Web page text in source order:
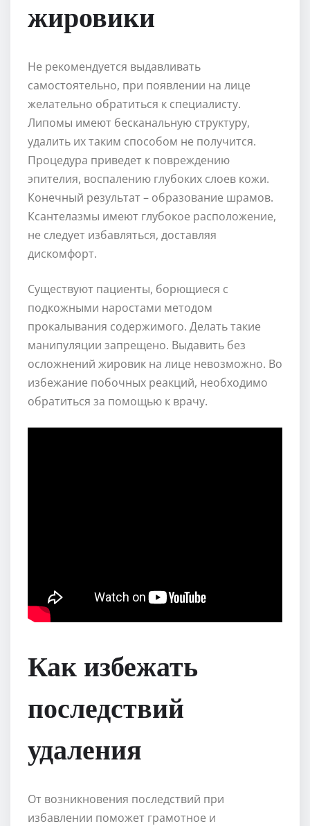
жировики
Не рекомендуется выдавливать
самостоятельно, при появлении на лице
желательно обратиться к специалисту.
Липомы имеют бесканальную структуру,
удалить их таким способом не получится.
Процедура приведет к повреждению
эпителия, воспалению глубоких слоев кожи.
Конечный результат – образование шрамов.
Ксантелазмы имеют глубокое расположение,
не следует избавляться, доставляя
дискомфорт.
Существуют пациенты, борющиеся с
подкожными наростами методом
прокалывания содержимого. Делать такие
манипуляции запрещено. Выдавить без
осложнений жировик на лице невозможно. Во
избежание побочных реакций, необходимо
обратиться за помощью к врачу.
Как избежать
последствий
удаления
От возникновения последствий при
избавлении поможет грамотное и